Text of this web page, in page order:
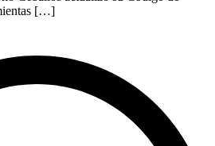
[…]